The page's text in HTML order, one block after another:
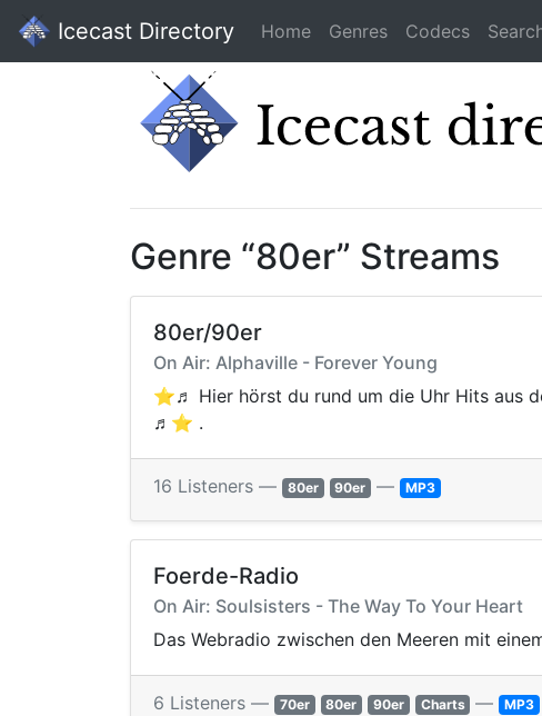
Icecast Directory Home Genres Codecs
Genre “80er” Streams
80er/90er
On Air: Alphaville - Forever Young
⭐️♬ Hier hörst du rund um die Uhr Hits aus
♬⭐️ .
16 Listeners — 80er 90er — MP3
Foerde-Radio
On Air: Soulsisters - The Way To Your Heart
Das Webradio zwischen den Meeren mit
6 Listeners — 70er 80er 90er Charts — MP3